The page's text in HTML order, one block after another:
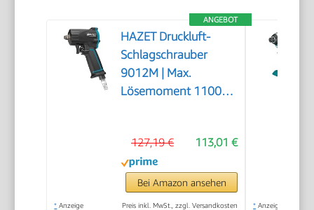
ANGEBOT
HAZET Druckluft-
Schlagschrauber
9012M | Max.
Lösemoment 1100
vibrationsarm -
Werkzeug zum
Anziehen und Lösen
von Schrauben
113,01 €
127,19 €
Bei Amazon ansehen
* Anzeige Preis inkl. MwSt., zzgl. Versandkosten * Anzeige